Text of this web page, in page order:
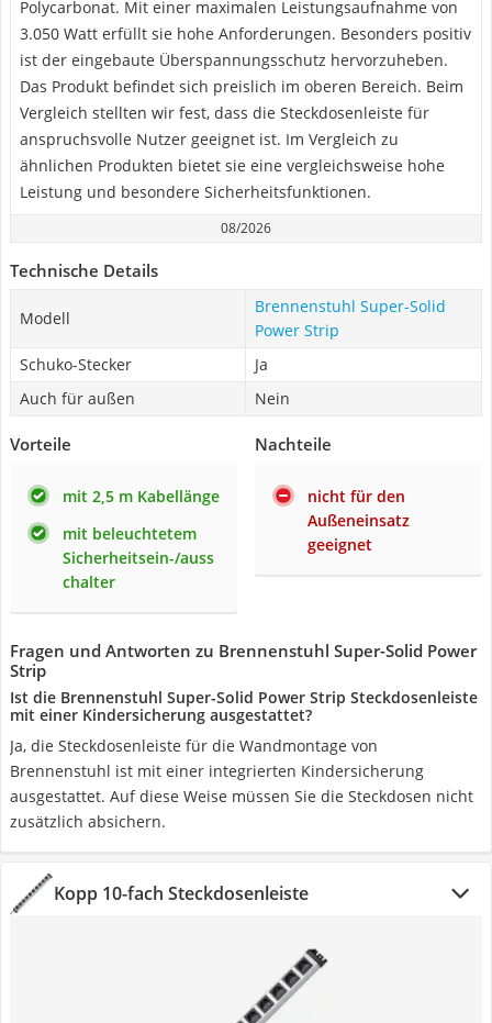
Polycarbonat. Mit einer maximalen Leistungsaufnahme von
3.050 Watt erfüllt sie hohe Anforderungen. Besonders positiv
ist der eingebaute Überspannungsschutz hervorzuheben.
Das Produkt befindet sich preislich im oberen Bereich. Beim
Vergleich stellten wir fest, dass die Steckdosenleiste für
anspruchsvolle Nutzer geeignet ist. Im Vergleich zu
ähnlichen Produkten bietet sie eine vergleichsweise hohe
Leistung und besondere Sicherheitsfunktionen.
08/2026
Technische Details
Modell
Brennenstuhl Super-Solid
Power Strip
Schuko-Stecker
Ja
Auch für außen
Nein
Vorteile
mit 2,5 m Kabellänge
mit beleuchtetem
Sicherheitsein-/auss
chalter
Nachteile
nicht für den
Außeneinsatz
geeignet
Fragen und Antworten zu Brennenstuhl Super-Solid Power
Strip
Ist die Brennenstuhl Super-Solid Power Strip Steckdosenleiste
mit einer Kindersicherung ausgestattet?
Ja, die Steckdosenleiste für die Wandmontage von
Brennenstuhl ist mit einer integrierten Kindersicherung
ausgestattet. Auf diese Weise müssen Sie die Steckdosen nicht
zusätzlich absichern.
Kopp 10-fach Steckdosenleiste